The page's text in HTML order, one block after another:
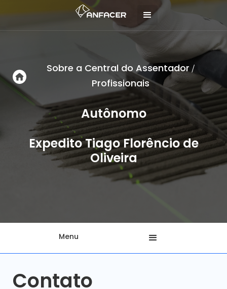
Sobre a Central do Assentador /
Profissionais
Autônomo
Expedito Tiago Florêncio de
Oliveira
Menu
Contato